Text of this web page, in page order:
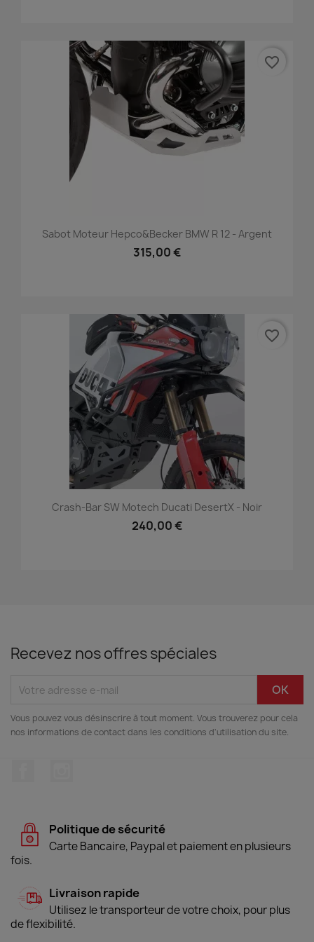
Sabot Moteur Hepco&becker BMW R 12 - Argent
315,00 €
favorite_border
Crash-Bar SW Motech Ducati DesertX - Noir
240,00 €
favorite_border
Recevez nos offres spéciales
Vous pouvez vous désinscrire à tout moment. Vous trouverez pour cela
nos informations de contact dans les conditions d'utilisation du site.
Politique de sécurité
Carte Bancaire, Paypal et paiement en plusieurs
fois.
Livraison rapide
Utilisez le transporteur de votre choix, pour plus
de flexibilité.